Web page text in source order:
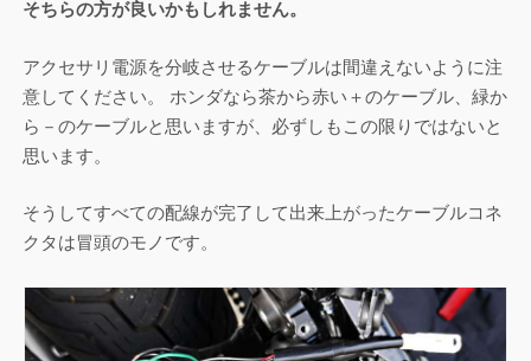
そちらの方が良いかもしれません。
アクセサリ電源を分岐させるケーブルは間違えないように注
意してください。 ホンダなら茶から赤い＋のケーブル、緑か
ら－のケーブルと思いますが、必ずしもこの限りではないと
思います。
そうしてすべての配線が完了して出来上がったケーブルコネ
クタは冒頭のモノです。